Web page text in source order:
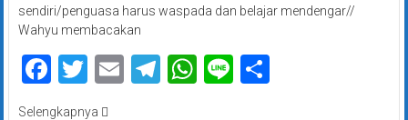
sendiri/penguasa harus waspada dan belajar mendengar//
Wahyu membacakan
Facebook
Twitter
EmailTelegram
WhatsApp
LineShare
Selengkapnya